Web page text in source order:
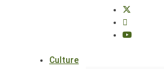
Culture